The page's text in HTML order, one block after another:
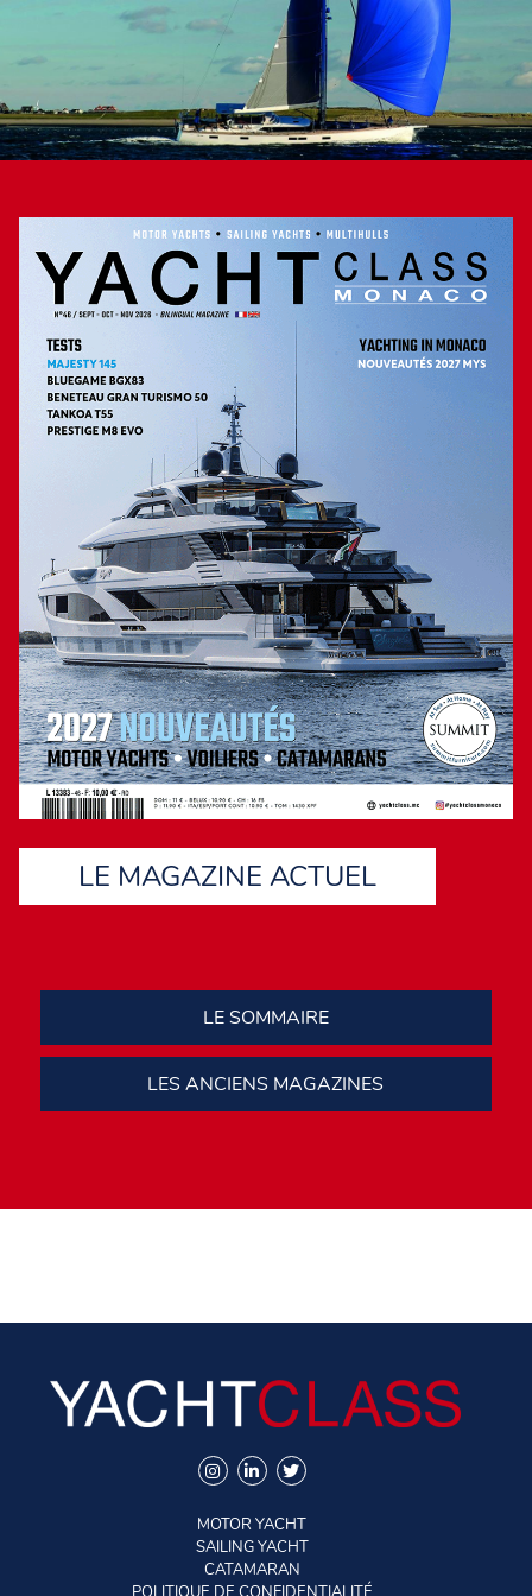
contre les incendies sur toute la longueur du voilier. Ce bon
sens marin se retrouve aussi dans la belle menuiserie, en
teck et chêne, tous les meubles ayant des coins arrondis
pour éviter de se blesser en mer. Bien sûr, la construction a
fait l’objet de soin particulier avec une coque en infusion
sous-vide et moussée, une quille en acier inoxydable et
plomb, des safrans et bout-dehors en carbone. Le
programme, Polina Star IV est pensé pour naviguer à la
voile de 5 à 50 nœuds de vent et, contrairement à bien
d’autres voiliers, n’utiliser la propulsion mécanique que
pour les manœuvres de port et lorsque le vent se montre
aux abonnés absents. La preuve est faite : le Contest 85CS
est un voilier de marin, conçu par des marins.
LE MAGAZINE ACTUEL
LE SOMMAIRE
LES ANCIENS MAGAZINES
MOTOR YACHT
SAILING YACHT
CATAMARAN